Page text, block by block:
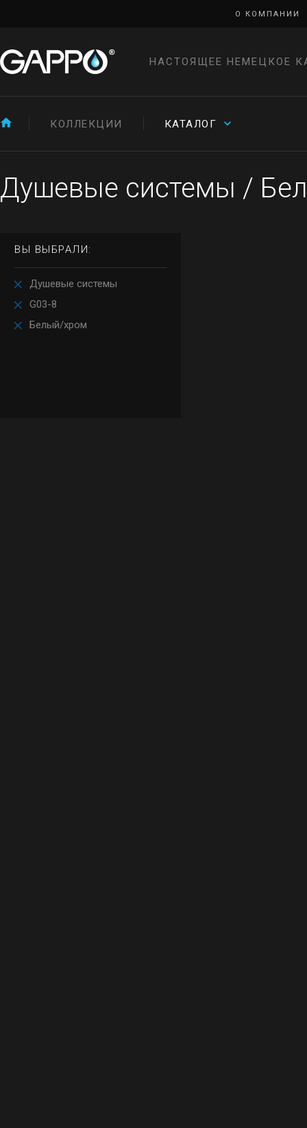
О КОМПАНИИ
НАСТОЯЩЕЕ НЕМЕЦКОЕ
КОЛЛЕКЦИИ КАТАЛОГ
Душевые системы /
ВЫ ВЫБРАЛИ:
Душевые системы
G03-8
Белый/хром